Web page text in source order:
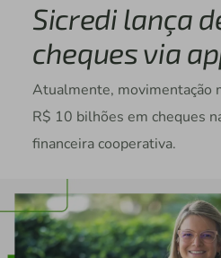
Sicredi lança
cheques via
Atualmente, movimentação
R$ 10 bilhões em cheques
financeira cooperativa.